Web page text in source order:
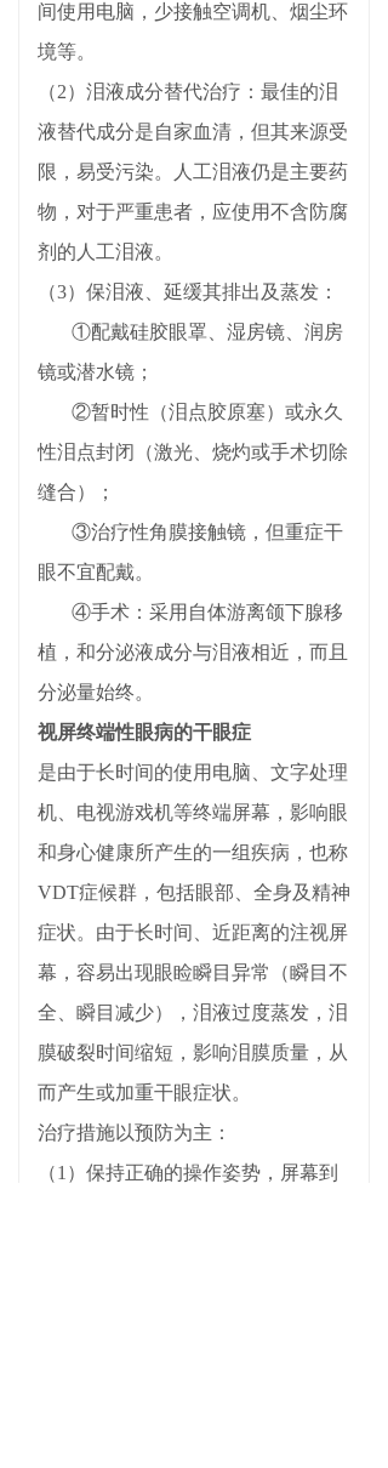
间使用电脑，少接触空调机、烟尘环
境等。
（2）泪液成分替代治疗：最佳的泪
液替代成分是自家血清，但其来源受
限，易受污染。人工泪液仍是主要药
物，对于严重患者，应使用不含防腐
剂的人工泪液。
（3）保泪液、延缓其排出及蒸发：
①配戴硅胶眼罩、湿房镜、润房
镜或潜水镜；
②暂时性（泪点胶原塞）或永久
性泪点封闭（激光、烧灼或手术切除
缝合）；
③治疗性角膜接触镜，但重症干
眼不宜配戴。
④手术：采用自体游离颌下腺移
植，和分泌液成分与泪液相近，而且
分泌量始终。
视屏终端性眼病的干眼症
是由于长时间的使用电脑、文字处理
机、电视游戏机等终端屏幕，影响眼
和身心健康所产生的一组疾病，也称
VDT症候群，包括眼部、全身及精神
症状。由于长时间、近距离的注视屏
幕，容易出现眼睑瞬目异常（瞬目不
全、瞬目减少），泪液过度蒸发，泪
膜破裂时间缩短，影响泪膜质量，从
而产生或加重干眼症状。
治疗措施以预防为主：
（1）保持正确的操作姿势，屏幕到